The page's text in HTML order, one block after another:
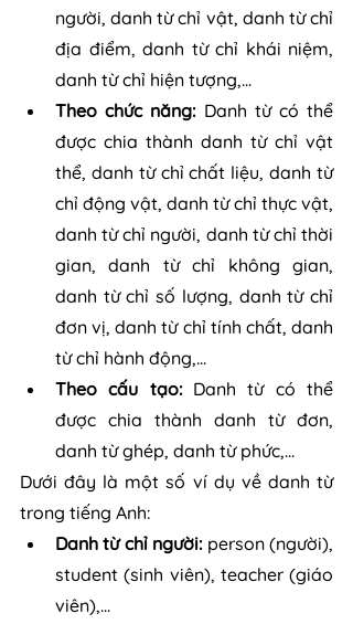
người, danh từ chỉ vật, danh từ chỉ
địa điểm, danh từ chỉ khái niệm,
danh từ chỉ hiện tượng,...
Theo chức năng: Danh từ có thể
được chia thành danh từ chỉ vật
thể, danh từ chỉ chất liệu, danh từ
chỉ động vật, danh từ chỉ thực vật,
danh từ chỉ người, danh từ chỉ thời
gian, danh từ chỉ không gian,
danh từ chỉ số lượng, danh từ chỉ
đơn vị, danh từ chỉ tính chất, danh
từ chỉ hành động,...
Theo cấu tạo: Danh từ có thể
được chia thành danh từ đơn,
danh từ ghép, danh từ phức,...
Dưới đây là một số ví dụ về danh từ
trong tiếng Anh:
Danh từ chỉ người: person (người),
student (sinh viên), teacher (giáo
viên),...